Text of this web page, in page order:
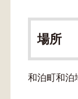
場所
和泊町和泊